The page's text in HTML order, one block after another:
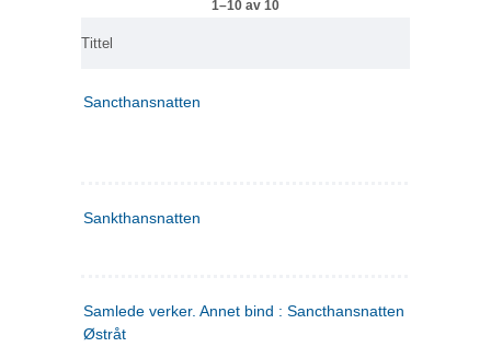
1–10 av 10
Tittel
Sancthansnatten
Sankthansnatten
Samlede verker. Annet bind : Sancthansnatten ; Fru Inger
Østråt